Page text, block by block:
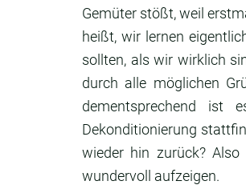
Gemüter stößt, weil
heißt, wir lernen
sollten, als wir wirklich
durch alle möglichen
dementsprechend ist
Dekonditionierung
wieder hin zurück?Also
wundervoll aufzeigen.